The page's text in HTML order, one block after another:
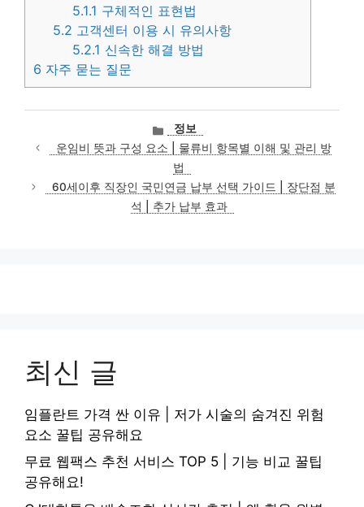
5.1.1 구체적인 표현법
5.2 고객센터 이용 시 유의사항
5.2.1 신속한 해결 방법
6 자주 묻는 질문
카
테
고
리
정보
운임비 뜻과 구성 요소 | 물류비 항목별 이해 및 관리 방
법
60세이후 직장인 국민연금 납부 선택 가이드 | 장단점 분
석 | 추가 납부 효과
최신 글
임플란트 가격 싼 이유 | 저가 시술의 숨겨진 위험
요소 꿀팁 공유해요
무료 웹팩스 추천 서비스 TOP 5 | 기능 비교 꿀팁
공유해요!